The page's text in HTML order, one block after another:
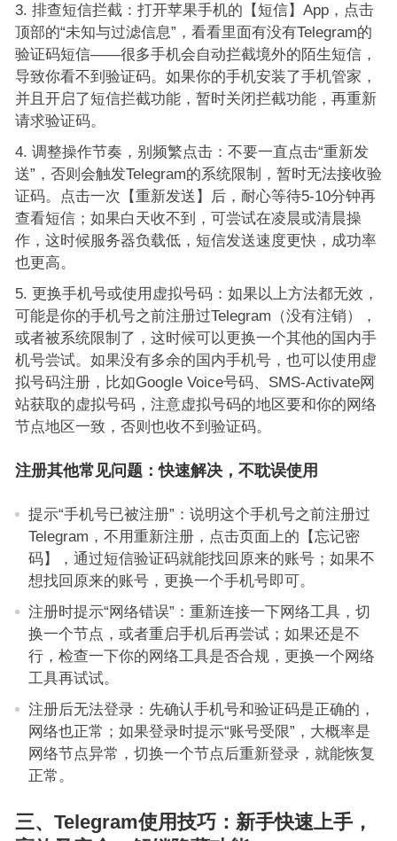
排查短信拦截：打开苹果手机的【短信】App，点击
顶部的“未知与过滤信息”，看看里面有没有Telegram的
验证码短信——很多手机会自动拦截境外的陌生短信，
导致你看不到验证码。如果你的手机安装了手机管家，
并且开启了短信拦截功能，暂时关闭拦截功能，再重新
请求验证码。
调整操作节奏，别频繁点击：不要一直点击“重新发
送”，否则会触发Telegram的系统限制，暂时无法接收验
证码。点击一次【重新发送】后，耐心等待5-10分钟再
查看短信；如果白天收不到，可尝试在凌晨或清晨操
作，这时候服务器负载低，短信发送速度更快，成功率
也更高。
更换手机号或使用虚拟号码：如果以上方法都无效，
可能是你的手机号之前注册过Telegram（没有注销），
或者被系统限制了，这时候可以更换一个其他的国内手
机号尝试。如果没有多余的国内手机号，也可以使用虚
拟号码注册，比如Google Voice号码、SMS-Activate网
站获取的虚拟号码，注意虚拟号码的地区要和你的网络
节点地区一致，否则也收不到验证码。
注册其他常见问题：快速解决，不耽误使用
提示“手机号已被注册”：说明这个手机号之前注册过
Telegram，不用重新注册，点击页面上的【忘记密
码】，通过短信验证码就能找回原来的账号；如果不
想找回原来的账号，更换一个手机号即可。
注册时提示“网络错误”：重新连接一下网络工具，切
换一个节点，或者重启手机后再尝试；如果还是不
行，检查一下你的网络工具是否合规，更换一个网络
工具再试试。
注册后无法登录：先确认手机号和验证码是正确的，
网络也正常；如果登录时提示“账号受限”，大概率是
网络节点异常，切换一个节点后重新登录，就能恢复
正常。
三、Telegram使用技巧：新手快速上手，